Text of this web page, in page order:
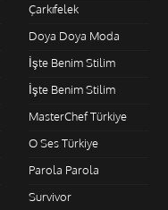
Çarkıfelek
Doya Doya Moda
İşte Benim Stilim
İşte Benim Stilim
MasterChef Türkiye
O Ses Türkiye
Parola Parola
Survivor